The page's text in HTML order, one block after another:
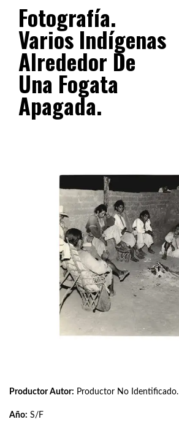
Fotografía.
Varios Indígenas
Alrededor De
Una Fogata
Apagada.
Productor Autor: Productor No Identificado.
Año: S/F